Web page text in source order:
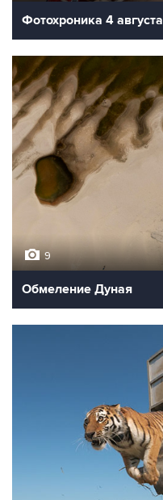
Фотохроника 4 августа
9
Обмеление Дуная